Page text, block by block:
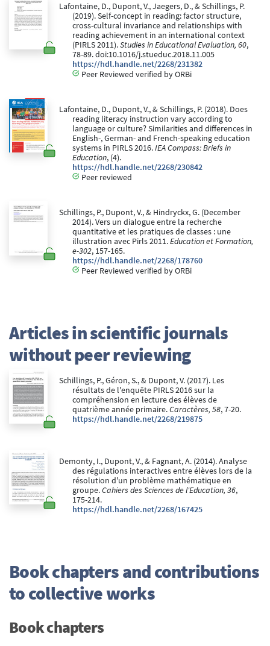
Lafontaine, D., Dupont, V., Jaegers, D., & Schillings, P.
(2019). Self-concept in reading: factor structure,
cross-cultural invariance and relationships with
reading achievement in an international context
(PIRLS 2011).Studies in Educational Evaluation, 60,
78-89. doi:10.1016/j.stueduc.2018.11.005
https://hdl.handle.net/2268/231382
Peer Reviewed verified by ORBi
Lafontaine, D., Dupont, V., & Schillings, P. (2018). Does
reading literacy instruction vary according to
language or culture? Similarities and differences in
English-, German- and French-speaking education
systems in PIRLS 2016.IEA Compass: Briefs in
Education, (4).
https://hdl.handle.net/2268/230842
Peer reviewed
Schillings, P., Dupont, V., & Hindryckx, G. (December
2014). Vers un dialogue entre la recherche
quantitative et les pratiques de classes : une
illustration avec Pirls 2011.Education et Formation,
e-302, 157-165.
https://hdl.handle.net/2268/178760
Peer Reviewed verified by ORBi
Articles in scientific journals
without peer reviewing
Schillings, P., Géron, S., & Dupont, V. (2017). Les
résultats de l'enquête PIRLS 2016 sur la
compréhension en lecture des élèves de
quatrième année primaire.Caractères, 58, 7-20.
https://hdl.handle.net/2268/219875
Demonty, I., Dupont, V., & Fagnant, A. (2014). Analyse
des régulations interactives entre élèves lors de la
résolution d'un problème mathématique en
groupe.Cahiers des Sciences de l'Education, 36,
175-214.
https://hdl.handle.net/2268/167425
Book chapters and contributions
to collective works
Book chapters